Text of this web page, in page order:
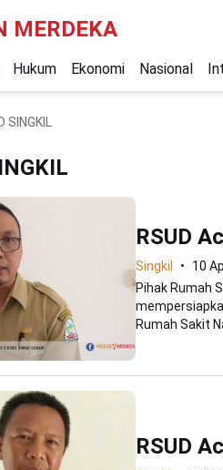
MERDEKA
Hukum Ekonomi Nasional
SINGKIL
RSUD
Singkil
10
Pihak Rumah
Rumah Sakit
RSUD